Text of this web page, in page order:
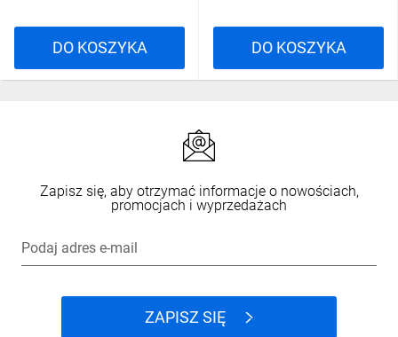
DO KOSZYKA DO KOSZYKA
Zapisz się, aby otrzymać informacje o nowościach,
promocjach i wyprzedażach
Podaj adres e-mail
ZAPISZ SIĘ